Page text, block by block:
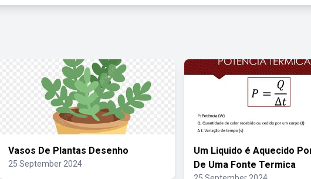
Vasos De Plantas Desenho
25 September 2024
Um Liquido é Aquecido
De Uma Fonte Termica